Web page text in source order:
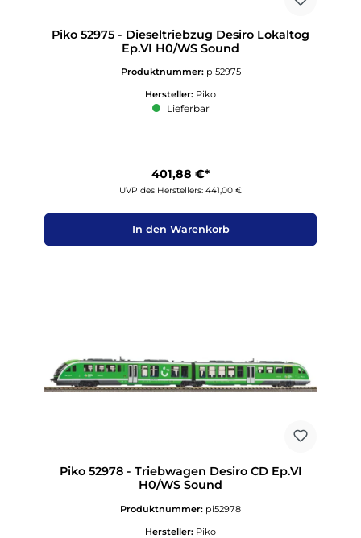
Piko 52975 - Dieseltriebzug Desiro Lokaltog
Ep.VI H0/WS Sound
Produktnummer: pi52975
Hersteller: Piko
Lieferbar
401,88 €*
UVP des Herstellers: 441,00 €
In den Warenkorb
Piko 52978 - Triebwagen Desiro CD Ep.VI
H0/WS Sound
Produktnummer: pi52978
Hersteller: Piko